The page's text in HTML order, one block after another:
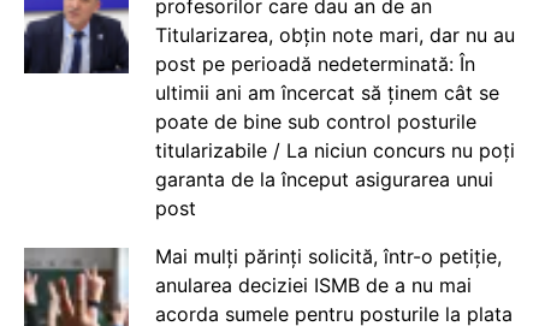
profesorilor care dau an de an
Titularizarea, obțin note mari, dar nu au
post pe perioadă nedeterminată: În
ultimii ani am încercat să ținem cât se
poate de bine sub control posturile
titularizabile / La niciun concurs nu poți
garanta de la început asigurarea unui
post
Mai mulți părinți solicită, într-o petiție,
anularea deciziei ISMB de a nu mai
acorda sumele pentru posturile la plata